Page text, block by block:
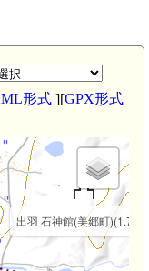
形式 ][GPX形式
出羽 石神館(美郷町